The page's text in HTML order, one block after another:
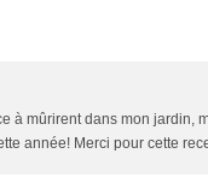
à mûrirent dans mon jardin,
année! Merci pour cette